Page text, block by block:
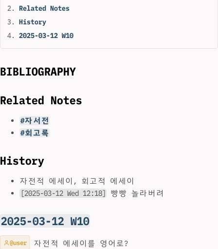
Related Notes
History
2025-03-12 W10
BIBLIOGRAPHY
Related Notes
#자서전
#회고록
History
자전적 에세이, 회고적 에세이
[2025-03-12 Wed 12:18]
빵빵 놀라버려
2025-03-12 W10
@user 자전적 에세이를 영어로?